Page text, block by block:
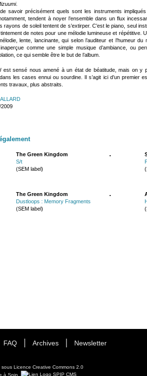
.
savoir précisément quels sont les instruments
tendent à noyer l’ensemble dans un flux
rayons de soleil tentent de s’extirper. C’est le piano, seul
de notes pour une mélodie lumineuse et répétitive.
lente, lancinante, qui selon l’auditeur et l’humeur
comme une simple musique d’ambiance, ou
ce qui semble être le but de l’album.
est sensé nous amené à un état de béatitude, mais on y
les cases ennui ou sourdine. Il s’agit ici d’un premier
travaux, plus abstraits.
2009
The Green Kingdom
S/t
(SEM label)
The Green Kingdom
Dustloops : Memory Fragments
(SEM label)
FAQ Archives Newsletter
sous Licence Creative Commons 2.0
à Spip